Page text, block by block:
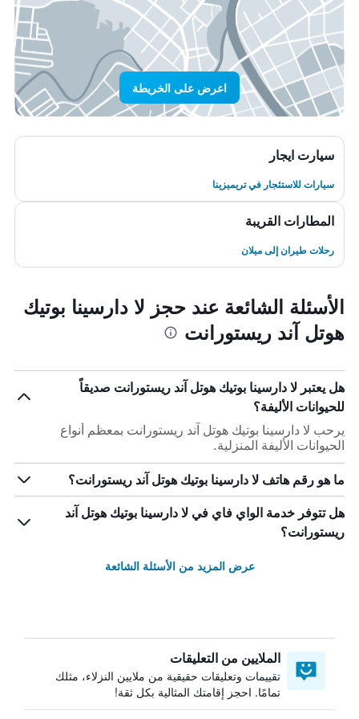
اعرض على الخريطة
سيارت ايجار
سيارات للاستئجار في تريميزينا
المطارات القريبة
رحلات طيران إلى ميلان
الأسئلة الشائعة عند حجز لا دارسينا بوتيك
هوتل آند ريستورانت
هل يعتبر لا دارسينا بوتيك هوتل آند ريستورانت صديقاً
للحيوانات الأليفة؟
يرحب لا دارسينا بوتيك هوتل آند ريستورانت بمعظم أنواع
الحيوانات الأليفة المنزلية.
ما هو رقم هاتف لا دارسينا بوتيك هوتل آند ريستورانت؟
هل تتوفر خدمة الواي فاي في لا دارسينا بوتيك هوتل آند
ريستورانت؟
عرض المزيد من الأسئلة الشائعة
الملايين من التعليقات
تقييمات وتعليقات حقيقية من ملايين النزلاء، مثلك
تمامًا. احجز إقامتك المثالية بكل ثقة!